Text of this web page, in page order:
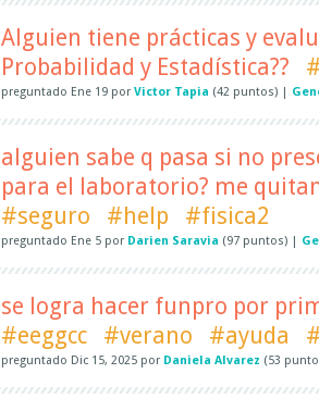
Alguien tiene prácticas y
Probabilidad y Estadística??
preguntado Ene 19 por Victor Tapia (42 puntos)
alguien sabe q pasa si no
para el laboratorio? me
#seguro
#help #fisica2
preguntado Ene 5 por Darien Saravia (97 puntos)
se logra hacer funpro por
#eeggcc
#verano #ayuda
preguntado Dic 15, 2025 por Daniela Alvarez (53